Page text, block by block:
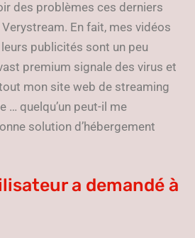
des problèmes ces derniers
En fait, mes vidéos
publicités sont un peu
premium signale des virus et
mon site web de streaming
… quelqu’un peut-il me
solution d’hébergement
a demandé à